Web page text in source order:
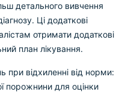
детального вивчення
Ці додаткові
отримати додаткові
план лікування.
при відхиленні від норми:
порожнини для оцінки